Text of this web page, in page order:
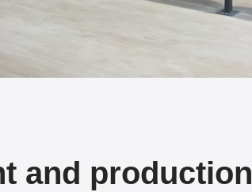
and production